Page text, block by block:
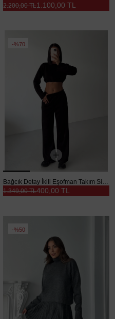
1.100,00 TL
2.200,00 TL
%70
400,00 TL
1.349,00 TL
%50